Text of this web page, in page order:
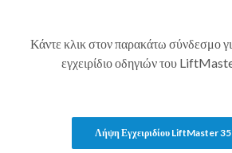
Κάντε κλικ στον παρακάτω σύνδεσμο
εγχειρίδιο οδηγιών του
Λήψη Εγχειριδίου LiftMaster